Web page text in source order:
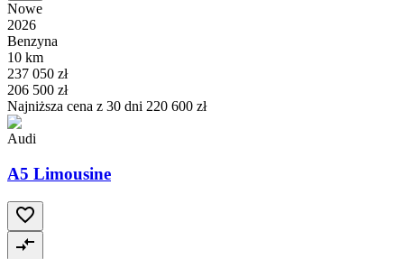
Nowe
2026
Benzyna
10 km
237 050 zł
206 500 zł
Najniższa cena z 30 dni 220 600 zł
Audi
A5 Limousine